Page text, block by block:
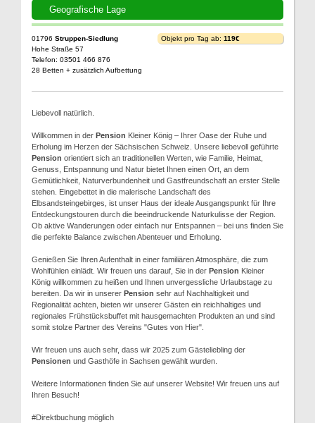
Geografische Lage
01796 Struppen-Siedlung
Hohe Straße 57
Telefon: 03501 466 876
28 Betten + zusätzlich Aufbettung
Objekt pro Tag ab: 119€
Liebevoll natürlich.
Willkommen in der Pension Kleiner König – Ihrer Oase der Ruhe und
Erholung im Herzen der Sächsischen Schweiz. Unsere liebevoll geführte
Pension orientiert sich an traditionellen Werten, wie Familie, Heimat,
Genuss, Entspannung und Natur bietet Ihnen einen Ort, an dem
Gemütlichkeit, Naturverbundenheit und Gastfreundschaft an erster Stelle
stehen. Eingebettet in die malerische Landschaft des
Elbsandsteingebirges, ist unser Haus der ideale Ausgangspunkt für Ihre
Entdeckungstouren durch die beeindruckende Naturkulisse der Region.
Ob aktive Wanderungen oder einfach nur Entspannen – bei uns finden Sie
die perfekte Balance zwischen Abenteuer und Erholung.
Genießen Sie Ihren Aufenthalt in einer familiären Atmosphäre, die zum
Wohlfühlen einlädt. Wir freuen uns darauf, Sie in der Pension Kleiner
König willkommen zu heißen und Ihnen unvergessliche Urlaubstage zu
bereiten. Da wir in unserer Pension sehr auf Nachhaltigkeit und
Regionalität achten, bieten wir unserer Gästen ein reichhaltiges und
regionales Frühstücksbuffet mit hausgemachten Produkten an und sind
somit stolze Partner des Vereins "Gutes von Hier".
Wir freuen uns auch sehr, dass wir 2025 zum Gästeliebling der
Pensionen und Gasthöfe in Sachsen gewählt wurden.
Weitere Informationen finden Sie auf unserer Website! Wir freuen uns auf
Ihren Besuch!
#Direktbuchung möglich